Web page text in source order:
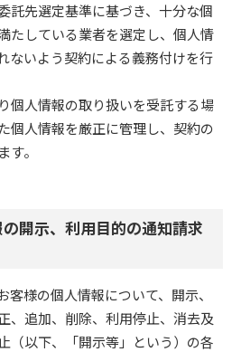
託先選定基準に基づき、十分な個
たしている業者を選定し、個人情
ないよう契約による義務付けを行
個人情報の取り扱いを受託する場
個人情報を厳正に管理し、契約の
。
開示、利用目的の通知請求
客様の個人情報について、開示、
、追加、削除、利用停止、消去及
（以下、「開示等」という）の各